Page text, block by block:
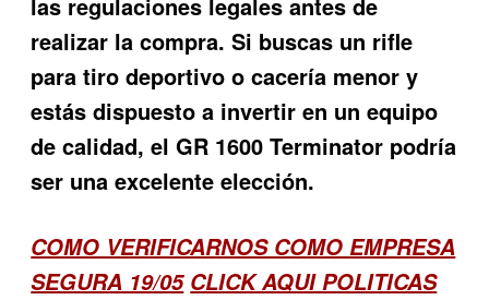
realizar la compra. Si buscas un rifle
para tiro deportivo o cacería menor y
estás dispuesto a invertir en un equipo
de calidad, el GR 1600 Terminator podría
ser una excelente elección.
COMO VERIFICARNOS COMO EMPRESA
SEGURA 19/05 CLICK AQUI POLITICAS